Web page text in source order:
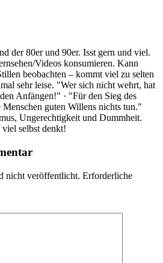
der 80er und 90er. Isst gern und viel.
Videos konsumieren. Kann
beobachten – kommt viel zu selten
sehr leise. "Wer sich nicht wehrt, hat
Anfängen!" · "Für den Sieg des
guten Willens nichts tun."
Ungerechtigkeit und Dummheit.
selbst denkt!
nicht veröffentlicht. Erforderliche